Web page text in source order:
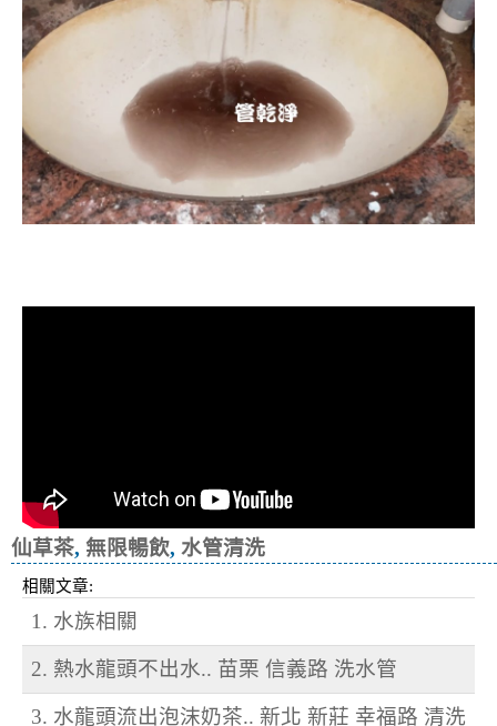
仙草茶, 無限暢飲, 水管清洗
相關文章:
1. 水族相關
2. 熱水龍頭不出水.. 苗栗 信義路 洗水管
3. 水龍頭流出泡沫奶茶.. 新北 新莊 幸福路 清洗